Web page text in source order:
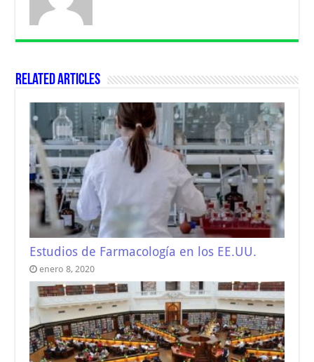
Related Articles
Estudios de Farmacología en los EE.UU.
enero 8, 2020